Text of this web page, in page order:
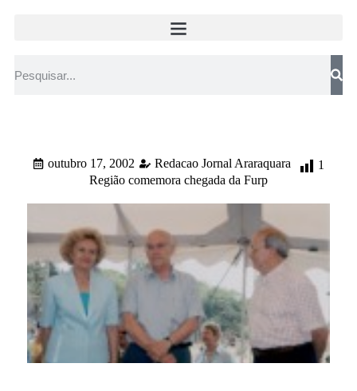
outubro 17, 2002 Redacao Jornal Araraquara
1
Região comemora chegada da Furp